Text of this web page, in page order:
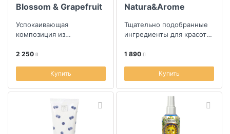
Blossom & Grapefruit
Успокаивающая
композиция из
яркой мякотью
ягодами черной с...
2 250
Купить
Natura&Arome
Тщательно подобранные
ингредиенты для красоты
1 890
Купить